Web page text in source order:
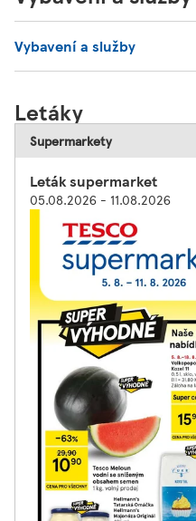
Vybavení a služby
Letáky
Supermarkety
Leták supermarket
05.08.2026 - 11.08.2026